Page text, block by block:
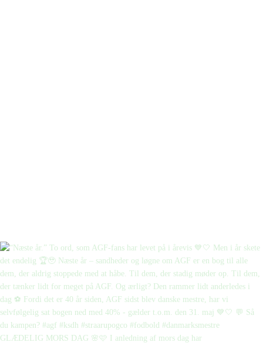
GLÆDELIG MORS DAG 🌸🩷 I anledning af mors dag har